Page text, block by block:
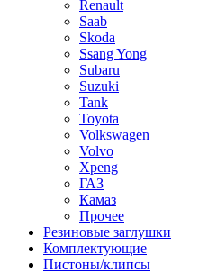
Renault
Saab
Skoda
Ssang Yong
Subaru
Suzuki
Tank
Toyota
Volkswagen
Volvo
Xpeng
ГАЗ
Камаз
Прочее
Резиновые заглушки
Комплектующие
Пистоны/клипсы